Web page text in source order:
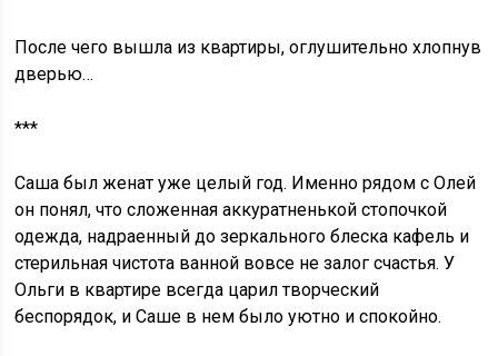
После чего вышла из квартиры, оглушительно хлопнув
дверью…
***
Саша был женат уже целый год. Именно рядом с Олей
он понял, что сложенная аккуратненькой стопочкой
одежда, надраенный до зеркального блеска кафель и
стерильная чистота ванной вовсе не залог счастья. У
Ольги в квартире всегда царил творческий
беспорядок, и Саше в нем было уютно и спокойно.